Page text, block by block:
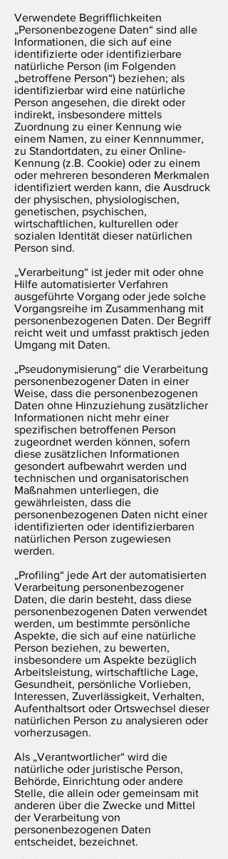
Verwendete Begrifflichkeiten
„Personenbezogene Daten“ sind alle
Informationen, die sich auf eine
identifizierte oder identifizierbare
natürliche Person (im Folgenden
„betroffene Person“) beziehen; als
identifizierbar wird eine natürliche
Person angesehen, die direkt oder
indirekt, insbesondere mittels
Zuordnung zu einer Kennung wie
einem Namen, zu einer Kennnummer,
zu Standortdaten, zu einer Online-
Kennung (z.B. Cookie) oder zu einem
oder mehreren besonderen Merkmalen
identifiziert werden kann, die Ausdruck
der physischen, physiologischen,
genetischen, psychischen,
wirtschaftlichen, kulturellen oder
sozialen Identität dieser natürlichen
Person sind.
„Verarbeitung“ ist jeder mit oder ohne
Hilfe automatisierter Verfahren
ausgeführte Vorgang oder jede solche
Vorgangsreihe im Zusammenhang mit
personenbezogenen Daten. Der Begriff
reicht weit und umfasst praktisch jeden
Umgang mit Daten.
„Pseudonymisierung“ die Verarbeitung
personenbezogener Daten in einer
Weise, dass die personenbezogenen
Daten ohne Hinzuziehung zusätzlicher
Informationen nicht mehr einer
spezifischen betroffenen Person
zugeordnet werden können, sofern
diese zusätzlichen Informationen
gesondert aufbewahrt werden und
technischen und organisatorischen
Maßnahmen unterliegen, die
gewährleisten, dass die
personenbezogenen Daten nicht einer
identifizierten oder identifizierbaren
natürlichen Person zugewiesen
werden.
„Profiling“ jede Art der automatisierten
Verarbeitung personenbezogener
Daten, die darin besteht, dass diese
personenbezogenen Daten verwendet
werden, um bestimmte persönliche
Aspekte, die sich auf eine natürliche
Person beziehen, zu bewerten,
insbesondere um Aspekte bezüglich
Arbeitsleistung, wirtschaftliche Lage,
Gesundheit, persönliche Vorlieben,
Interessen, Zuverlässigkeit, Verhalten,
Aufenthaltsort oder Ortswechsel dieser
natürlichen Person zu analysieren oder
vorherzusagen.
Als „Verantwortlicher“ wird die
natürliche oder juristische Person,
Behörde, Einrichtung oder andere
Stelle, die allein oder gemeinsam mit
anderen über die Zwecke und Mittel
der Verarbeitung von
personenbezogenen Daten
entscheidet, bezeichnet.